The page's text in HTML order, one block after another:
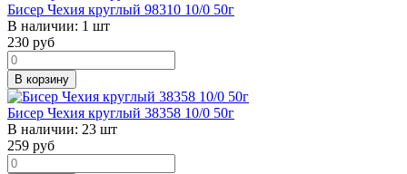
Бисер Чехия круглый 98310 10/0 50г
В наличии: 1 шт
230 руб
В корзину
Бисер Чехия круглый 38358 10/0 50г
В наличии: 23 шт
259 руб